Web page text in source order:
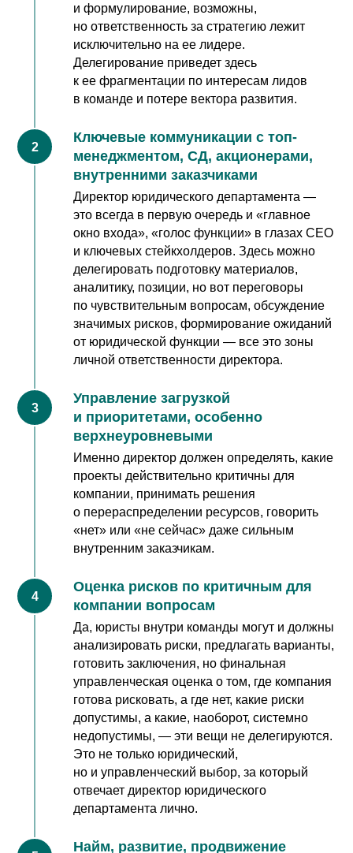
и формулирование, возможны,
но ответственность за стратегию лежит
исключительно на ее лидере.
Делегирование приведет здесь
к ее фрагментации по интересам лидов
в команде и потере вектора развития.
Ключевые коммуникации с топ-
менеджментом, СД, акционерами,
внутренними заказчиками
Директор юридического департамента —
это всегда в первую очередь и «главное
окно входа», «голос функции» в глазах CEO
и ключевых стейкхолдеров. Здесь можно
делегировать подготовку материалов,
аналитику, позиции, но вот переговоры
по чувствительным вопросам, обсуждение
значимых рисков, формирование ожиданий
от юридической функции — все это зоны
личной ответственности директора.
Управление загрузкой
и приоритетами, особенно
верхнеуровневыми
Именно директор должен определять, какие
проекты действительно критичны для
компании, принимать решения
о перераспределении ресурсов, говорить
«нет» или «не сейчас» даже сильным
внутренним заказчикам.
Оценка рисков по критичным для
компании вопросам
Да, юристы внутри команды могут и должны
анализировать риски, предлагать варианты,
готовить заключения, но финальная
управленческая оценка о том, где компания
готова рисковать, а где нет, какие риски
допустимы, а какие, наоборот, системно
недопустимы, — эти вещи не делегируются.
Это не только юридический,
но и управленческий выбор, за который
отвечает директор юридического
департамента лично.
Найм, развитие, продвижение